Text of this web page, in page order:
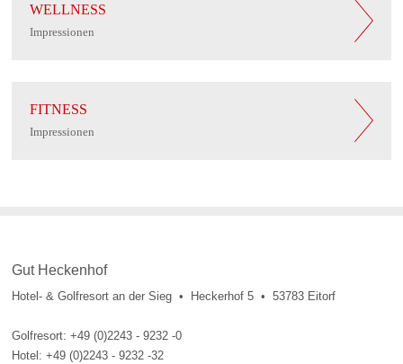
WELLNESS
Impressionen
FITNESS
Impressionen
Gut Heckenhof
Hotel- & Golfresort an der Sieg • Heckerhof 5 • 53783 Eitorf
Golfresort: +49 (0)2243 - 9232 -0
Hotel: +49 (0)2243 - 9232 -32